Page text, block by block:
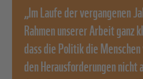
„Im Laufe der vergangenen
Rahmen unserer Arbeit ganz
dass die Politik die
den Herausforderungen nicht